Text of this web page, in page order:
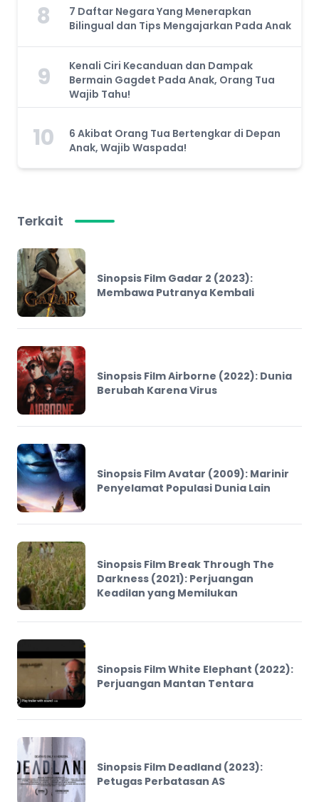
8
7 Daftar Negara Yang Menerapkan
Bilingual dan Tips Mengajarkan Pada Anak
9
Kenali Ciri Kecanduan dan Dampak
Bermain Gagdet Pada Anak, Orang Tua
Wajib Tahu!
10
6 Akibat Orang Tua Bertengkar di Depan
Anak, Wajib Waspada!
Terkait
Sinopsis Film Gadar 2 (2023):
Membawa Putranya Kembali
Sinopsis Film Airborne (2022): Dunia
Berubah Karena Virus
Sinopsis Film Avatar (2009): Marinir
Penyelamat Populasi Dunia Lain
Sinopsis Film Break Through The
Darkness (2021): Perjuangan
Keadilan yang Memilukan
Sinopsis Film White Elephant (2022):
Perjuangan Mantan Tentara
Sinopsis Film Deadland (2023):
Petugas Perbatasan AS